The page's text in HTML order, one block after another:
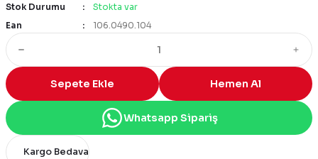
Stok Durumu
Stokta var
Ean
106.0490.104
Sepete Ekle Hemen Al
Whatsapp Sipariş
Kargo Bedava